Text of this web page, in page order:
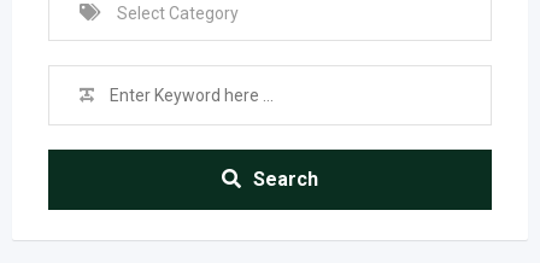
Search